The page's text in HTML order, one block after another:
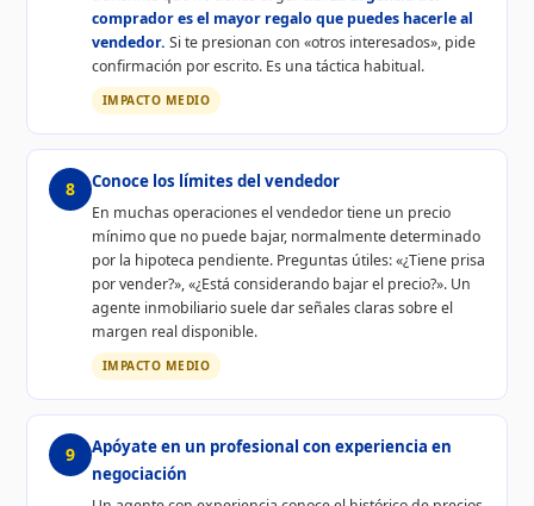
comprador es el mayor regalo que puedes hacerle al
vendedor. Si te presionan con «otros interesados», pide
confirmación por escrito. Es una táctica habitual.
IMPACTO MEDIO
8 Conoce los límites del vendedor
En muchas operaciones el vendedor tiene un precio
mínimo que no puede bajar, normalmente determinado
por la hipoteca pendiente. Preguntas útiles: «¿Tiene prisa
por vender?», «¿Está considerando bajar el precio?». Un
agente inmobiliario suele dar señales claras sobre el
margen real disponible.
IMPACTO MEDIO
9
Apóyate en un profesional con experiencia en
negociación